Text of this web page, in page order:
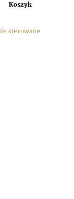
Koszyk
sterowane